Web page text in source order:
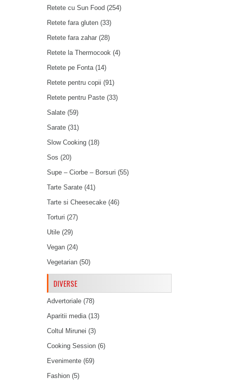
Retete cu Sun Food (254)
Retete fara gluten (33)
Retete fara zahar (28)
Retete la Thermocook (4)
Retete pe Fonta(14)
Retete pentru copii (91)
Retete pentru Paste (33)
Salate (59)
Sarate (31)
Slow Cooking (18)
Sos (20)
Supe – Ciorbe – Borsuri (55)
Tarte Sarate (41)
Tarte si Cheesecake (46)
Torturi (27)
Utile (29)
Vegan (24)
Vegetarian (50)
DIVERSE
Advertoriale (78)
Aparitii media(13)
Coltul Mirunei (3)
Cooking Session (6)
Evenimente (69)
Fashion (5)